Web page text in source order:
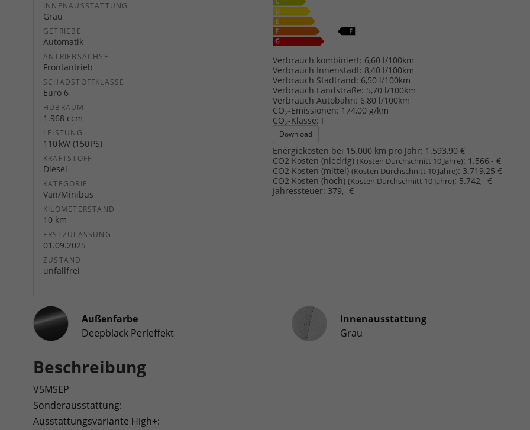
INNENAUSSTATTUNG
Grau
GETRIEBE
Automatik
ANTRIEBSACHSE
Frontantrieb
SCHADSTOFFKLASSE
Euro 6
HUBRAUM
1.968 ccm
LEISTUNG
110 kW (150 PS)
KRAFTSTOFF
Diesel
KATEGORIE
Van/Minibus
KILOMETERSTAND
10 km
ERSTZULASSUNG
01.09.2025
ZUSTAND
unfallfrei
Verbrauch kombiniert: 6,60 l/100km
Verbrauch Innenstadt: 8,40 l/100km
Verbrauch Stadtrand: 6,50 l/100km
Verbrauch Landstraße: 5,70 l/100km
Verbrauch Autobahn: 6,80 l/100km
CO2-Emissionen: 174,00 g/km
CO2-Klasse: F
Download
Energiekosten bei 15.000 km pro Jahr: 1.593,90 €
CO2 Kosten (niedrig) (Kosten Durchschnitt 10 Jahre): 1.566,- €
CO2 Kosten (mittel) (Kosten Durchschnitt 10 Jahre): 3.719,25 €
CO2 Kosten (hoch) (Kosten Durchschnitt 10 Jahre): 5.742,- €
Jahressteuer: 379,- €
Außenfarbe
Deepblack Perleffekt
InnenausstattungInnenausstattung
Grau
Beschreibung
V5MSEP
Sonderausstattung:
Ausstattungsvariante High+: